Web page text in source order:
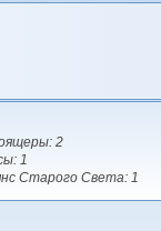
2
1
Старого Света: 1